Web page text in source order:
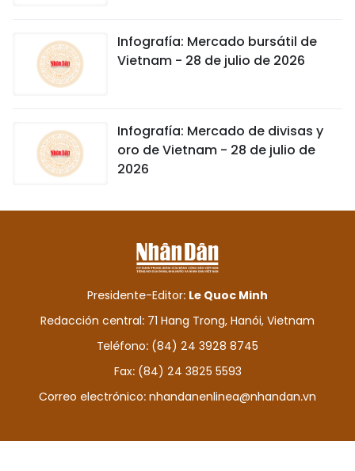
Infografía: Mercado bursátil de
Vietnam - 28 de julio de 2026
Infografía: Mercado de divisas y
oro de Vietnam - 28 de julio de
2026
Presidente-Editor: Le Quoc Minh
Redacción central: 71 Hang Trong, Hanói, Vietnam
Teléfono: (84) 24 3928 8745
Fax: (84) 24 3825 5593
Correo electrónico: nhandanenlinea@nhandan.vn